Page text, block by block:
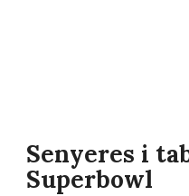
Senyeres i
Superbowl